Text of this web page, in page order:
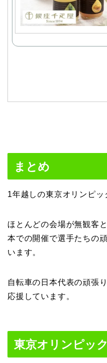
まとめ
1年越しの東京オリンピッ
ほとんどの会場が無観客
本での開催で選手たちの
います。
自転車の日本代表の頑張
応援しています。
東京オリンピッ